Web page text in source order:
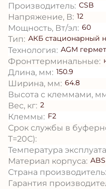
Производитель: CSB
Напряжение, В: 12
Мощность, Вт/эл: 60
Тип: АКБ стационарный
Технология: AGM
Фронттерминальные:
Длина, мм: 150.9
Ширина, мм: 64.8
Высота с клеммами,
Вес, кг: 2
Клеммы: F2
Срок службы в
T=20С):
Температура
Материал корпуса:
Страна производитель:
Гарантия